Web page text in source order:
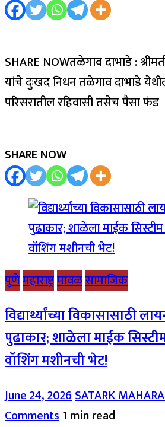
SHARE NOWतळेगाव दाभाडे :
यांचे दुःखद निधन तळेगाव दाभाडे
परिसरातील रहिवासी तसेच पैसा फंड
SHARE NOW
पुणेमहाराष्ट्रमावळसामाजिक
विद्यार्थ्यांच्या विकासासाठी
पुढाकार; शाळेला माईक सिस्टीम
वॉशिंग मशीनची भेट!
June 24, 2026SATARK
Comments1 min read